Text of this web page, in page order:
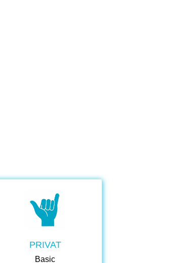
PRIVAT
Basic